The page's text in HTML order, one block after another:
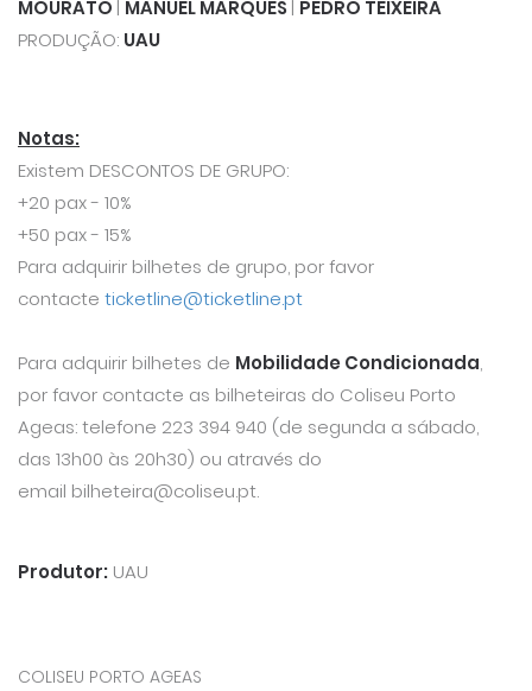
MOURATO | MANUEL MARQUES | PEDRO TEIXEIRA
PRODUÇÃO: UAU
Notas:
Existem DESCONTOS DE GRUPO:
+20 pax - 10%
+50 pax - 15%
Para adquirir bilhetes de grupo, por favor
contacte ticketline@ticketline.pt
Para adquirir bilhetes de Mobilidade Condicionada,
por favor contacte as bilheteiras do Coliseu Porto
Ageas: telefone 223 394 940 (de segunda a sábado,
das 13h00 às 20h30) ou através do
email bilheteira@coliseu.pt.
Produtor: UAU
COLISEU PORTO AGEAS